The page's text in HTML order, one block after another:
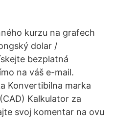
kurzu na grafech
dolar /
bezplatná
na váš e-mail.
Konvertibilna marka
Kalkulator za
svoj komentar na ovu